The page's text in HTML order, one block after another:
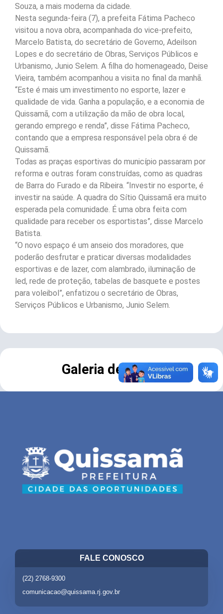
Souza, a mais moderna da cidade.
Nesta segunda-feira (7), a prefeita Fátima Pacheco
visitou a nova obra, acompanhada do vice-prefeito,
Marcelo Batista, do secretário de Governo, Adeilson
Lopes e do secretário de Obras, Serviços Públicos e
Urbanismo, Junio Selem. A filha do homenageado, Deise
Vieira, também acompanhou a visita no final da manhã.
“Este é mais um investimento no esporte, lazer e
qualidade de vida. Ganha a população, e a economia de
Quissamã, com a utilização da mão de obra local,
gerando emprego e renda”, disse Fátima Pacheco,
contando que a empresa responsável pela obra é de
Quissamã.
Todas as praças esportivas do município passaram por
reforma e outras foram construídas, como as quadras
de Barra do Furado e da Ribeira. “Investir no esporte, é
investir na saúde. A quadra do Sítio Quissamã era muito
esperada pela comunidade. É uma obra feita com
qualidade para receber os esportistas”, disse Marcelo
Batista.
“O novo espaço é um anseio dos moradores, que
poderão desfrutar e praticar diversas modalidades
esportivas e de lazer, com alambrado, iluminação de
led, rede de proteção, tabelas de basquete e postes
para voleibol”, enfatizou o secretário de Obras,
Serviços Públicos e Urbanismo, Junio Selem.
Galeria de Fotos
FALE CONOSCO
(22) 2768-9300
comunicacao@quissama.rj.gov.br